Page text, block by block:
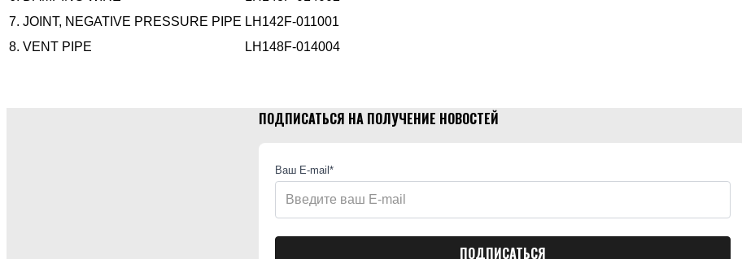
7. JOINT, NEGATIVE PRESSURE PIPE LH142F-011001
8. VENT PIPE LH148F-014004
ПОДПИСАТЬСЯ НА ПОЛУЧЕНИЕ НОВОСТЕЙ
Ваш E-mail*